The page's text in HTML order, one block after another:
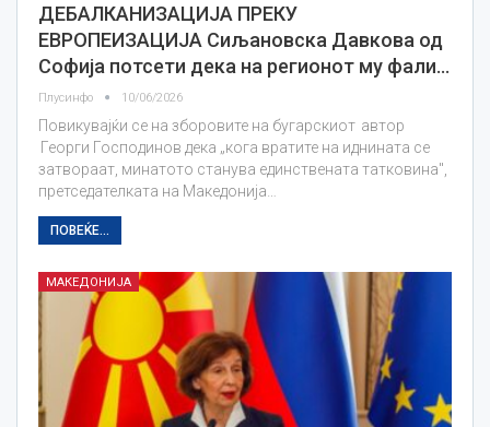
ДЕБАЛКАНИЗАЦИЈА ПРЕКУ
ЕВРОПЕИЗАЦИЈА Сиљановска Давкова од
Софија потсети дека на регионот му фали…
Плусинфо 10/06/2026
Повикувајќи се на зборовите на бугарскиот автор
Георги Господинов дека „кога вратите на иднината се
затвораат, минатото станува единствената татковина",
претседателката на Македонија…
ПОВЕЌЕ...
МАКЕДОНИЈА